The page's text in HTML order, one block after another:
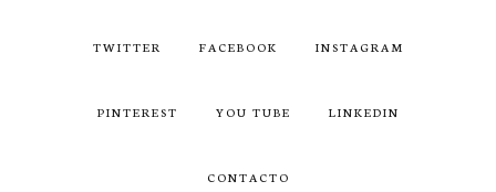
TWITTER FACEBOOK INSTAGRAM
PINTEREST YOU TUBE LINKEDIN
CONTACTO